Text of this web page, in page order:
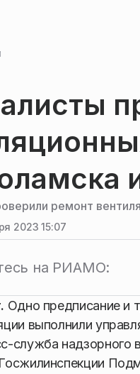
ремонт
2023 15:07
на РИАМО:
Одно предписание и
выполнили
служба надзорного